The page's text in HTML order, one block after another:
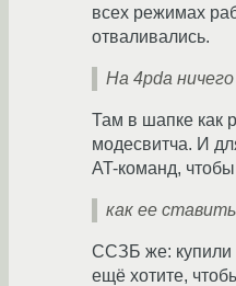
всех режимах
отваливались.
На 4pda
Там в шапке как
модесвитча. И
AT-команд,
как ее
ССЗБ же: купили
ещё хотите,